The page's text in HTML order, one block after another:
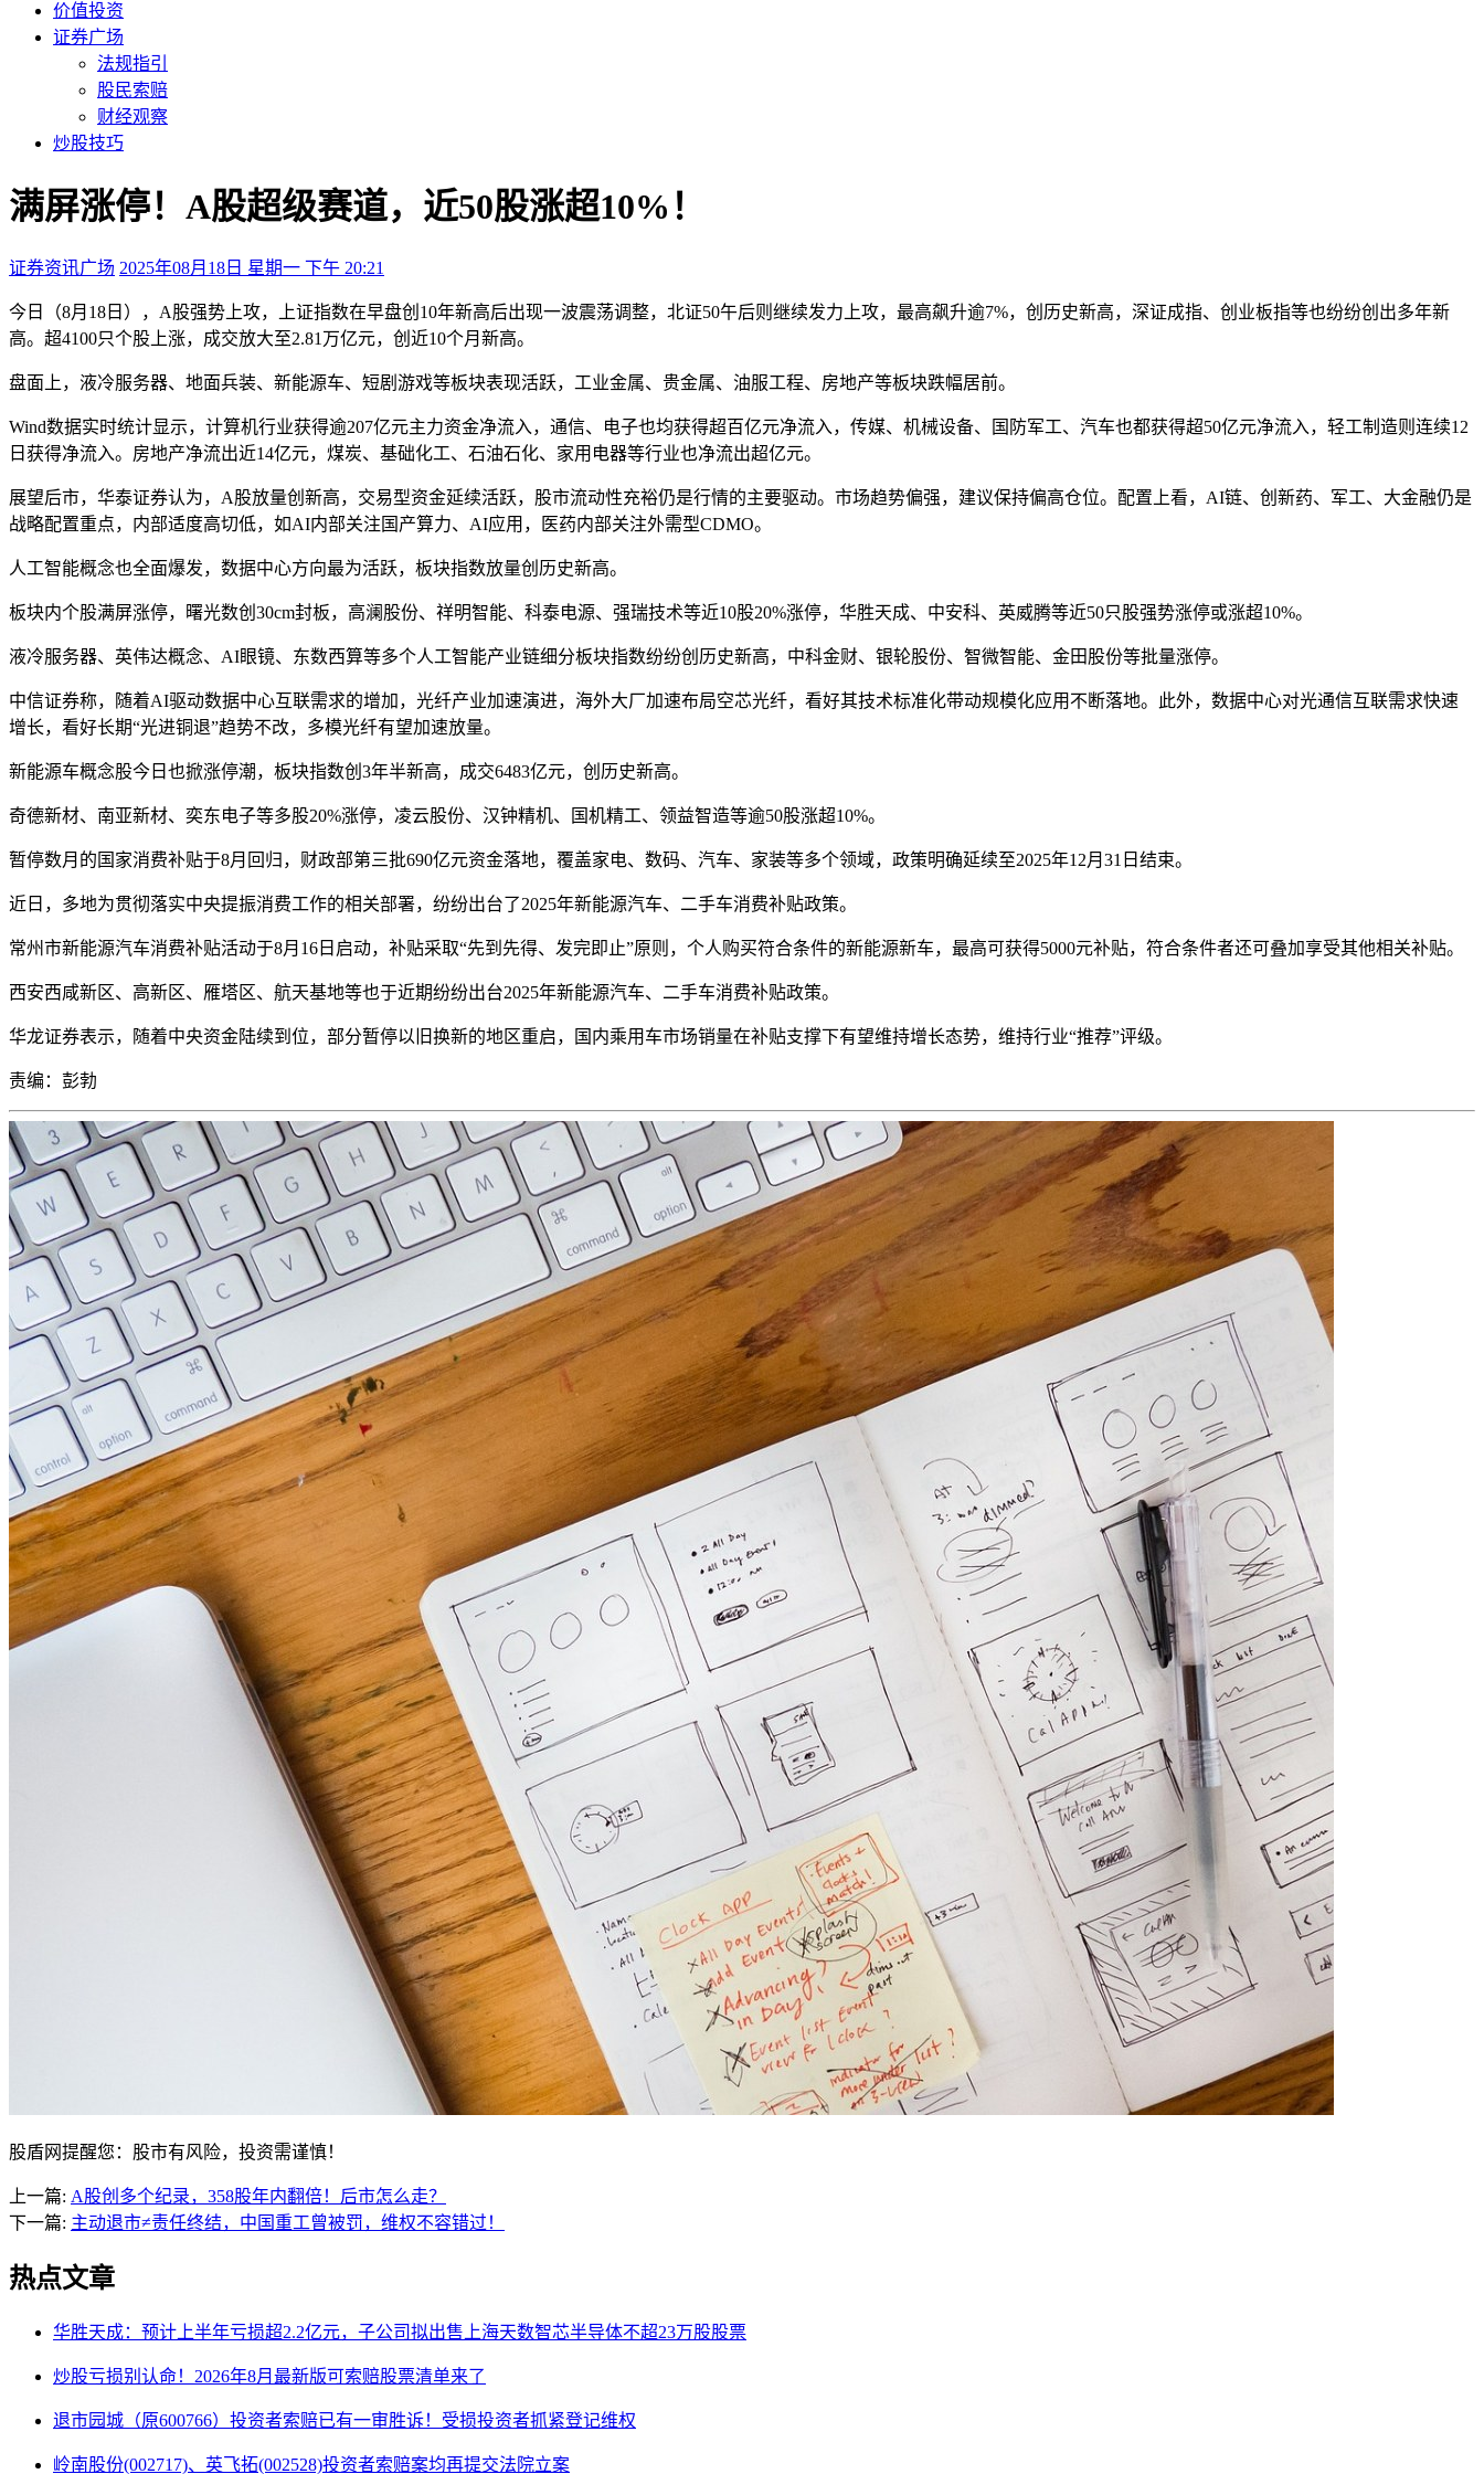
价值投资
证券广场
法规指引
股民索赔
财经观察
炒股技巧
满屏涨停！A股超级赛道，近50股涨超10%！
证券资讯广场 2025年08月18日 星期一 下午 20:21
今日（8月18日）， A股强势上攻，上证指数在早盘创10年新高后出现一波震荡调整，北证50午后则继续发力上攻，最高飙升逾7%，创历史新高，深证成指、创业板指等也纷纷创出多年新
高。超4100只个股上涨，成交放大至2.81万亿元，创近10个月新高。
盘面上，液冷服务器、地面兵装、新能源车、短剧游戏等板块表现活跃，工业金属、贵金属、油服工程、房地产等板块跌幅居前。
Wind数据实时统计显示，计算机行业获得逾207亿元主力资金净流入，通信、电子也均获得超百亿元净流入，传媒、机械设备、国防军工、汽车也都获得超50亿元净流入，轻工制造则连续12
日获得净流入。房地产净流出近14亿元，煤炭、基础化工、石油石化、家用电器等行业也净流出超亿元。
展望后市，华泰证券认为， A股放量创新高，交易型资金延续活跃，股市流动性充裕仍是行情的主要驱动。市场趋势偏强，建议保持偏高仓位。配置上看，AI链、创新药、军工、大金融仍是
战略配置重点，内部适度高切低，如AI内部关注国产算力、AI应用，医药内部关注外需型CDMO。
人工智能概念也全面爆发，数据中心方向最为活跃，板块指数放量创历史新高。
板块内个股满屏涨停，曙光数创 30cm封板，高澜股份、祥明智能、科泰电源、强瑞技术等近10股20%涨停，华胜天成、中安科、英威腾等近50只股强势涨停或涨超10%。
液冷服务器、英伟达概念、 AI眼镜、东数西算等多个人工智能产业链细分板块指数纷纷创历史新高，中科金财、银轮股份、智微智能、金田股份等批量涨停。
中信证券称，随着AI驱动数据中心互联需求的增加，光纤产业加速演进，海外大厂加速布局空芯光纤，看好其技术标准化带动规模化应用不断落地。此外，数据中心对光通信互联需求快速
增长，看好长期“光进铜退”趋势不改，多模光纤有望加速放量。
新能源车概念股今日也掀涨停潮，板块指数创 3年半新高，成交6483亿元，创历史新高。
奇德新材、南亚新材、奕东电子等多股20%涨停，凌云股份、汉钟精机、国机精工、领益智造等逾50股涨超10%。
暂停数月的国家消费补贴于8月回归，财政部第三批690亿元资金落地，覆盖家电、数码、汽车、家装等多个领域，政策明确延续至2025年12月31日结束。
近日，多地为贯彻落实中央提振消费工作的相关部署，纷纷出台了2025年新能源汽车、二手车消费补贴政策。
常州市新能源汽车消费补贴活动于8月16日启动，补贴采取“先到先得、发完即止”原则，个人购买符合条件的新能源新车，最高可获得5000元补贴，符合条件者还可叠加享受其他相关补贴。
西安西咸新区、高新区、雁塔区、航天基地等也于近期纷纷出台2025年新能源汽车、二手车消费补贴政策。
华龙证券表示，随着中央资金陆续到位，部分暂停以旧换新的地区重启，国内乘用车市场销量在补贴支撑下有望维持增长态势，维持行业“推荐”评级。
责编：彭勃
股盾网提醒您：股市有风险，投资需谨慎！
上一篇: A股创多个纪录，358股年内翻倍！后市怎么走？
下一篇: 主动退市≠责任终结，中国重工曾被罚，维权不容错过！
热点文章
华胜天成：预计上半年亏损超2.2亿元，子公司拟出售上海天数智芯半导体不超23万股股票
炒股亏损别认命！2026年8月最新版可索赔股票清单来了
退市园城（原600766）投资者索赔已有一审胜诉！受损投资者抓紧登记维权
岭南股份(002717)、英飞拓(002528)投资者索赔案均再提交法院立案